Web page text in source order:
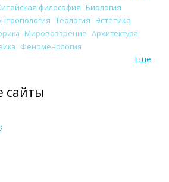
философия Биология
Теология Эстетика
Мировоззрение Архитектура
Феноменология
Еще
сайты